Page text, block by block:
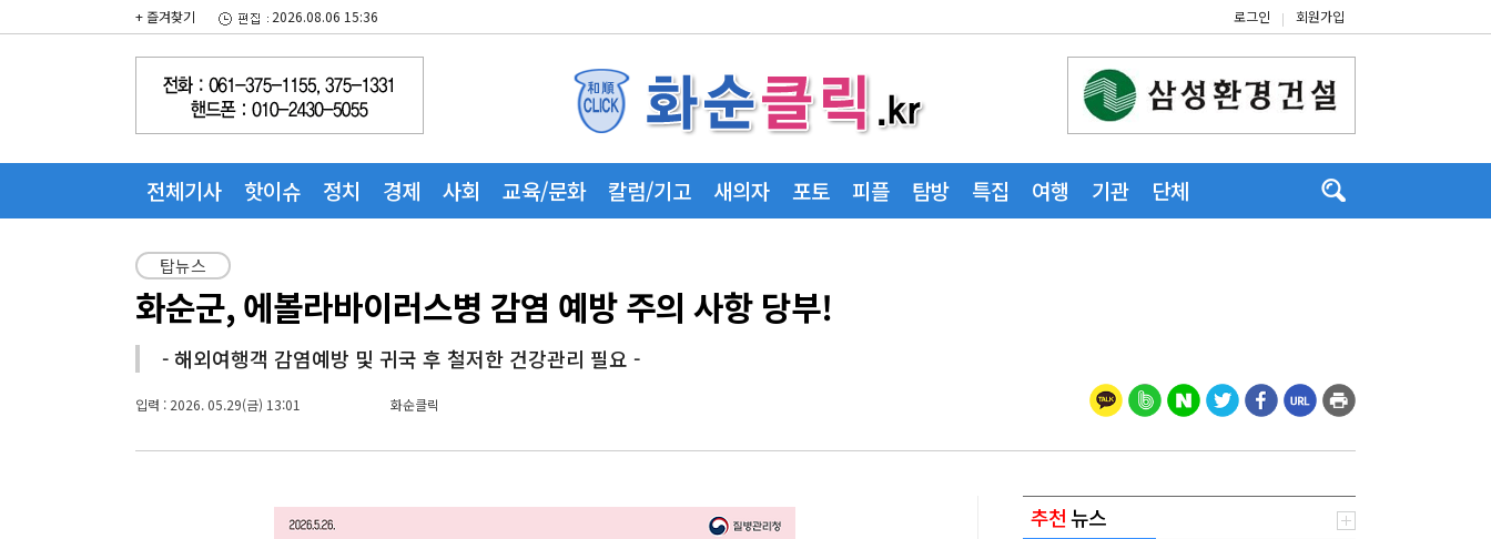
+ 즐겨찾기 2026.08.06 15:36 로그인 | 회원가입
전체기사 핫이슈 정치 경제 사회 교육/문화 칼럼/기고 새의자 포토 피플 탐방 특집 여행 기관 단체
탑뉴스
화순군, 에볼라바이러스병 감염 예방 주의 사항 당부!
- 해외여행객 감염예방 및 귀국 후 철저한 건강관리 필요 -
입력 : 2026. 05.29(금) 13:01 화순클릭
추천뉴스